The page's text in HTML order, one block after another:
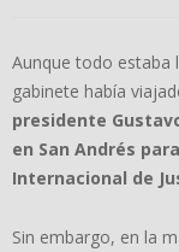
Aunque todo estaba
gabinete había
presidente
en San Andrés
Internacional de
Sin embargo, en la